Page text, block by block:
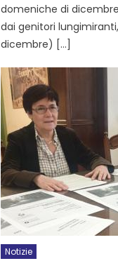
domeniche di
dai genitori
dicembre) […]
Notizie